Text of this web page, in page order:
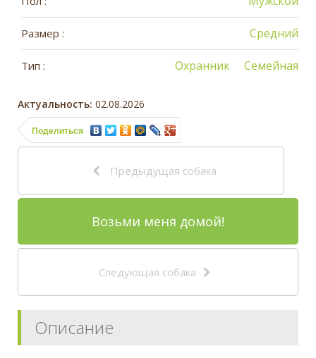
Размер : Средний
Тип : Семейная
Охранник
Актуальность: 02.08.2026
Поделиться
Предыдущая собака
Возьми меня домой!
Следующая собака
Описание